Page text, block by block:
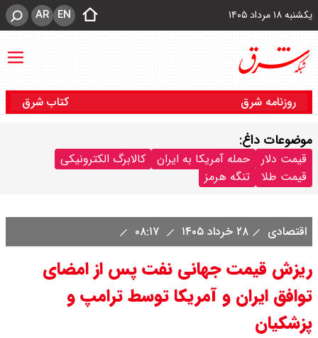
یکشنبه ۱۸ مرداد ۱۴۰۵ EN
AR
روزنامه شرق کتاب شرق
موضوعات داغ:
قیمت دلار حمله آمریکا به ایران
کالابرگ الکترونیکی
قیمت طلا
تنگه هرمز
اقتصادی ۲۸ خرداد ۱۴۰۵
ریزش قیمت جهانی نفت پس از امضای
توافق ایران و آمریکا توسط ترامپ و
پزشکیان